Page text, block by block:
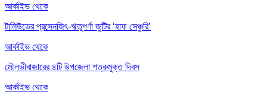
আর্কাইভ থেকে
টালিউডের প্রসেনজিৎ-ঋতুপর্ণা জুটির ‘হাফ সেঞ্চুরি’
আর্কাইভ থেকে
মৌলভীবাজারের ৪টি উপজেলা শত্রুমুক্ত দিবস
আর্কাইভ থেকে